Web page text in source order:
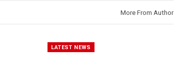
More From Author
LATEST NEWS